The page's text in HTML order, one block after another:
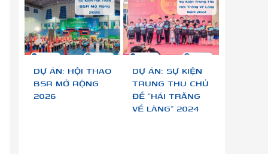
DỰ ÁN: HỘI THAO
BSR MỞ RỘNG
2026
DỰ ÁN: SỰ KIỆN
TRUNG THU CHỦ
ĐỀ “HÁI TRĂNG
VỀ LÀNG” 2024